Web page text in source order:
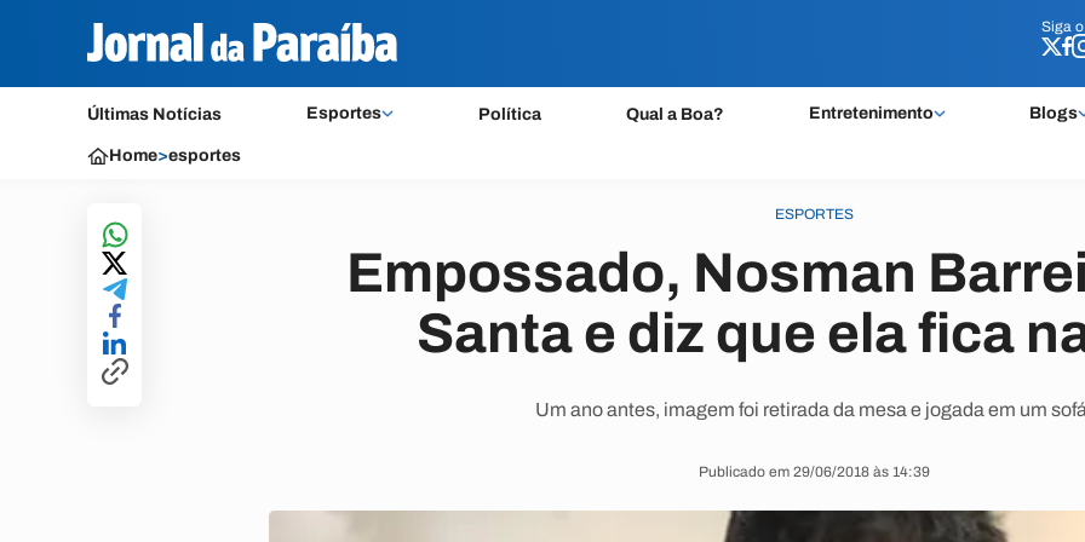
Siga o
Últimas Notícias Esportes Política Qual a Boa? Entretenimento Blogs
Siga o
Home>esportes
ESPORTES
Empossado, Nosman
Santa e diz que ela fica
Um ano antes, imagem foi retirada da mesa e jogada em um
Publicado em 29/06/2018 às 14:39